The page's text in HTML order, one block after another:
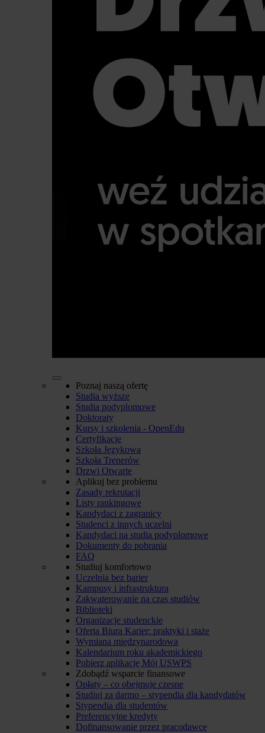
Poznaj naszą ofertę
Studia wyższe
Studia podyplomowe
Doktoraty
Kursy i szkolenia - OpenEdu
Certyfikacje
Szkoła Językowa
Szkoła Trenerów
Drzwi Otwarte
Aplikuj bez problemu
Zasady rekrutacji
Listy rankingowe
Kandydaci z zagranicy
Studenci z innych uczelni
Kandydaci na studia podyplomowe
Dokumenty do pobrania
FAQ
Studiuj komfortowo
Uczelnia bez barier
Kampusy i infrastruktura
Zakwaterowanie na czas studiów
Biblioteki
Organizacje studenckie
Oferta Biura Karier: praktyki i staże
Wymiana międzynarodowa
Kalendarium roku akademickiego
Pobierz aplikację Mój USWPS
Zdobądź wsparcie finansowe
Opłaty – co obejmuje czesne
Studiuj za darmo – stypendia dla kandydatów
Stypendia dla studentów
Preferencyjne kredyty
Dofinansowanie przez pracodawcę